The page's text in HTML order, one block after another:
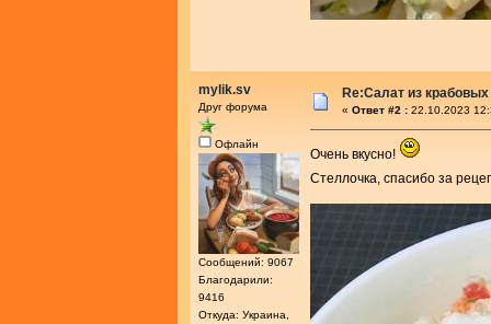
mylik.sv
Друг форума
Офлайн
Сообщений: 9067
Благодарили:
9416
Откуда: Украина,
Re:Салат из
« Ответ #2 : 22.10.2023
Очень вкусно!
Стеллочка, спасибо за